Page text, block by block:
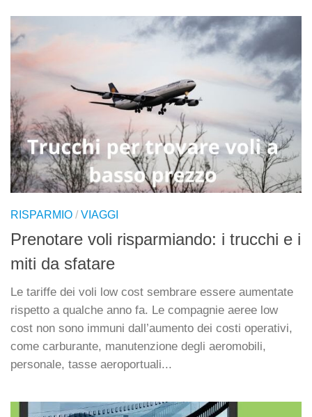
RISPARMIO / VIAGGI
Prenotare voli risparmiando: i trucchi e i
miti da sfatare
Le tariffe dei voli low cost sembrare essere aumentate
rispetto a qualche anno fa. Le compagnie aeree low
cost non sono immuni dall’aumento dei costi operativi,
come carburante, manutenzione degli aeromobili,
personale, tasse aeroportuali...